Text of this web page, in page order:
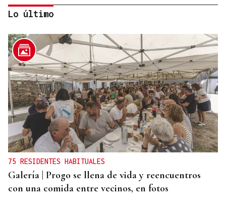
INDEMNIZACIÓN
La UEFA admite el pago a la supuesta amante de
Infantino
Lo último
75 RESIDENTES HABITUALES
Galería | Progo se llena de vida y reencuentros
con una comida entre vecinos, en fotos